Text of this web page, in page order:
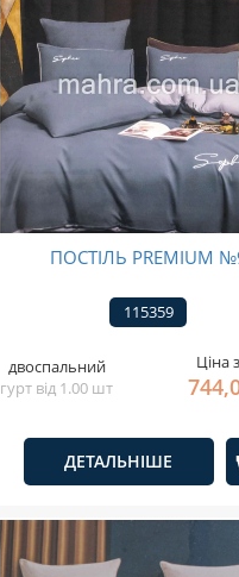
ПОСТІЛЬ PREMIUM
115359
двоспальний
гурт від 1.00 шт
Ціна
ДЕТАЛЬНІШЕ